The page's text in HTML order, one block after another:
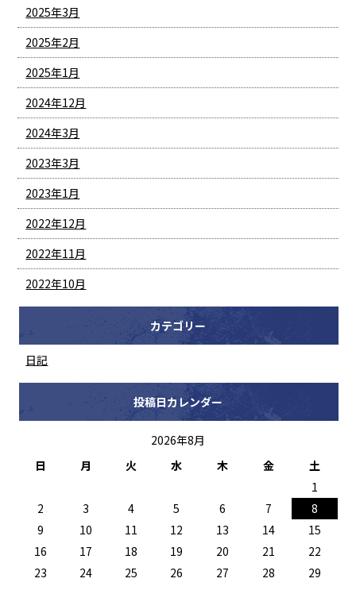
2025年3月
2025年2月
2025年1月
2024年12月
2024年3月
2023年3月
2023年1月
2022年12月
2022年11月
2022年10月
カテゴリー
日記
投稿日カレンダー
2026年8月
日
月 火 水 木 金
土
1
2
3 4 5 6 7
8
9
10 11 12 13 14
15
16
17 18 19 20 21
22
23
24 25 26 27 28
29